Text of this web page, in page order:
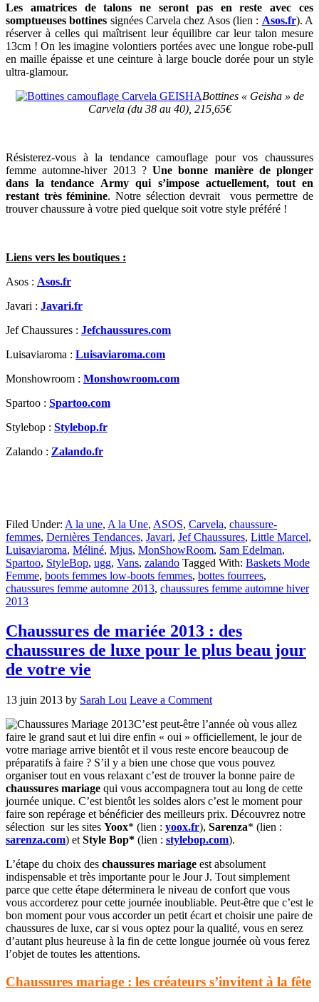
Les amatrices de talons ne seront pas en reste avec ces
somptueuses bottines signées Carvela chez Asos (lien : Asos.fr). A
réserver à celles qui maîtrisent leur équilibre car leur talon mesure
13cm ! On les imagine volontiers portées avec une longue robe-pull
en maille épaisse et une ceinture à large boucle dorée pour un style
ultra-glamour.
Bottines « Geisha » de
Carvela (du 38 au 40), 215,65€
Résisterez-vous à la tendance camouflage pour vos chaussures
femme automne-hiver 2013 ? Une bonne manière de plonger
dans la tendance Army qui s’impose actuellement, tout en
restant très féminine. Notre sélection devrait vous permettre de
trouver chaussure à votre pied quelque soit votre style préféré !
Liens vers les boutiques :
Asos : Asos.fr
Javari : Javari.fr
Jef Chaussures : Jefchaussures.com
Luisaviaroma : Luisaviaroma.com
Monshowroom : Monshowroom.com
Spartoo : Spartoo.com
Stylebop : Stylebop.fr
Zalando : Zalando.fr
Filed Under: A la une, A la Une, ASOS, Carvela, chaussure-
femmes, Dernières Tendances, Javari, Jef Chaussures, Little Marcel,
Luisaviaroma, Méliné, Mjus, MonShowRoom, Sam Edelman,
Spartoo, StyleBop, ugg, Vans, zalando Tagged With: Baskets Mode
Femme, boots femmes low-boots femmes, bottes fourrees,
chaussures femme automne 2013, chaussures femme automne hiver
2013
Chaussures de mariée 2013 : des
chaussures de luxe pour le plus beau jour
de votre vie
13 juin 2013 by Sarah Lou Leave a Comment
C’est peut-être l’année où vous allez
faire le grand saut et lui dire enfin « oui » officiellement, le jour de
votre mariage arrive bientôt et il vous reste encore beaucoup de
préparatifs à faire ? S’il y a bien une chose que vous pouvez
organiser tout en vous relaxant c’est de trouver la bonne paire de
chaussures mariage qui vous accompagnera tout au long de cette
journée unique. C’est bientôt les soldes alors c’est le moment pour
faire son repérage et bénéficier des meilleurs prix. Découvrez notre
sélection sur les sites Yoox* (lien : yoox.fr), Sarenza* (lien :
sarenza.com) et Style Bop* (lien : stylebop.com).
L’étape du choix des chaussures mariage est absolument
indispensable et très importante pour le Jour J. Tout simplement
parce que cette étape déterminera le niveau de confort que vous
vous accorderez pour cette journée inoubliable. Peut-être que c’est le
bon moment pour vous accorder un petit écart et choisir une paire de
chaussures de luxe, car si vous optez pour la qualité, vous en serez
d’autant plus heureuse à la fin de cette longue journée où vous ferez
l’objet de toutes les attentions.
Chaussures mariage : les créateurs s’invitent à la fête